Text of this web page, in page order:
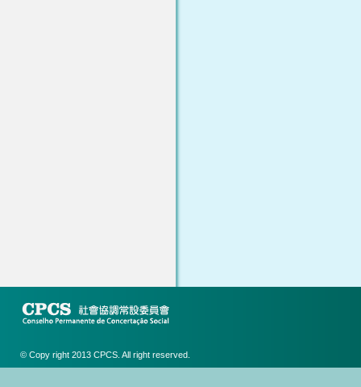
© Copy right 2013 CPCS. All right reserved.